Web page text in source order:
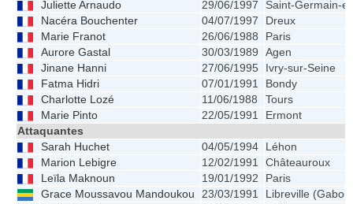
Juliette Arnaudo
29/06/1997
Saint-Germain-
Nacéra Bouchenter
04/07/1997
Dreux
Marie Franot
26/06/1988
Paris
Aurore Gastal
30/03/1989
Agen
Jinane Hanni
27/06/1995
Ivry-sur-Seine
Fatma Hidri
07/01/1991
Bondy
Charlotte Lozé
11/06/1988
Tours
Marie Pinto
22/05/1991
Ermont
Attaquantes
Sarah Huchet
04/05/1994
Léhon
Marion Lebigre
12/02/1991
Châteauroux
Leïla Maknoun
19/01/1992
Paris
Grace Moussavou Mandoukou
23/03/1991
Libreville